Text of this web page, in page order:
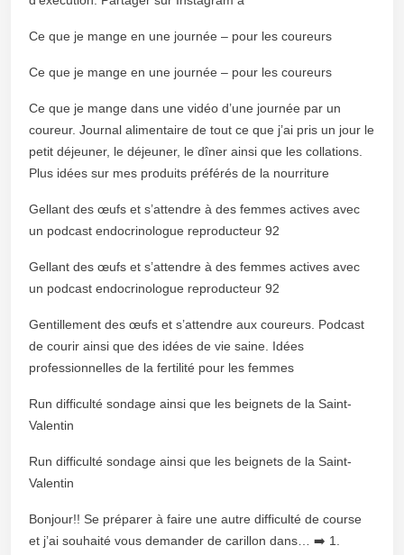
Ce que je mange en une journée – pour les coureurs
Ce que je mange en une journée – pour les coureurs
Ce que je mange dans une vidéo d’une journée par un
coureur. Journal alimentaire de tout ce que j’ai pris un jour le
petit déjeuner, le déjeuner, le dîner ainsi que les collations.
Plus idées sur mes produits préférés de la nourriture
Gellant des œufs et s’attendre à des femmes actives avec
un podcast endocrinologue reproducteur 92
Gellant des œufs et s’attendre à des femmes actives avec
un podcast endocrinologue reproducteur 92
Gentillement des œufs et s’attendre aux coureurs. Podcast
de courir ainsi que des idées de vie saine. Idées
professionnelles de la fertilité pour les femmes
Run difficulté sondage ainsi que les beignets de la Saint-
Valentin
Run difficulté sondage ainsi que les beignets de la Saint-
Valentin
Bonjour!! Se préparer à faire une autre difficulté de course
et j’ai souhaité vous demander de carillon dans… ➡️ 1.